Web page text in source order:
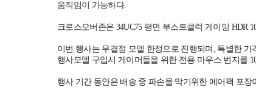
움직임이 가능하다.
크로스오버존은 34UC75 평면 부스트클럭 게이밍 HDR
이번 행사는 무결점 모델 한정으로 진행되며, 특별한 가
행사모델 구입시 게이머들을 위한 전용 마우스 번지를
행사 기간 동안은 배송 중 파손을 막기위한 에어팩 포